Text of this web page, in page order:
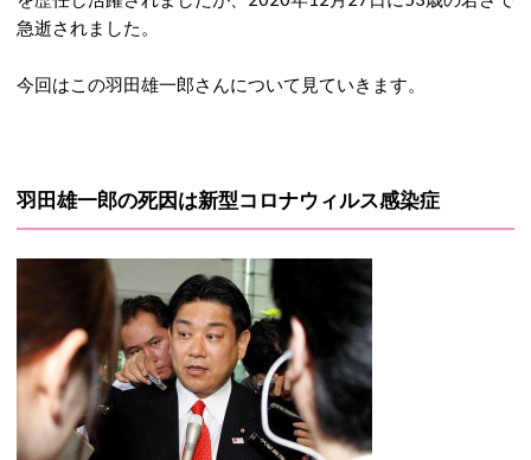
急逝されました。
今回はこの羽田雄一郎さんについて見ていきます。
羽田雄一郎の死因は新型コロナウィルス感染症